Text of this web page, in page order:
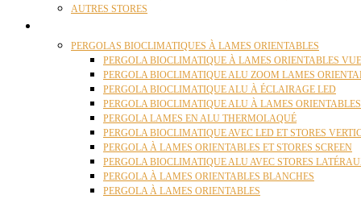
AUTRES STORES
PERGOLAS BIOCLIMATIQUES À LAMES ORIENTABLES
PERGOLA BIOCLIMATIQUE À LAMES ORIENTABLES
PERGOLA BIOCLIMATIQUE ALU ZOOM LAMES
PERGOLA BIOCLIMATIQUE ALU À ÉCLAIRAGE LED
PERGOLA BIOCLIMATIQUE ALU À LAMES
PERGOLA LAMES EN ALU THERMOLAQUÉ
PERGOLA BIOCLIMATIQUE AVEC LED ET STORES
PERGOLA À LAMES ORIENTABLES ET STORES SCREEN
PERGOLA BIOCLIMATIQUE ALU AVEC STORES
PERGOLA À LAMES ORIENTABLES BLANCHES
PERGOLA À LAMES ORIENTABLES